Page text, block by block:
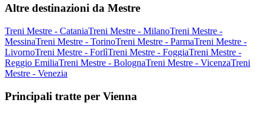
Altre destinazioni da Mestre
Treni Mestre - CataniaTreni Mestre - MilanoTreni Mestre -
MessinaTreni Mestre - TorinoTreni Mestre - ParmaTreni Mestre -
LivornoTreni Mestre - ForlìTreni Mestre - FoggiaTreni Mestre -
Reggio EmiliaTreni Mestre - BolognaTreni Mestre - VicenzaTreni
Mestre - Venezia
Principali tratte per Vienna